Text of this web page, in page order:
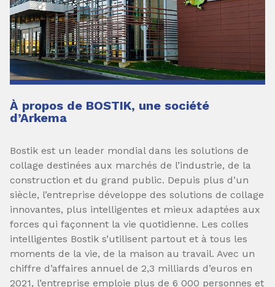
À propos de BOSTIK, une société
d’Arkema
Bostik est un leader mondial dans les solutions de
collage destinées aux marchés de l’industrie, de la
construction et du grand public. Depuis plus d’un
siècle, l’entreprise développe des solutions de collage
innovantes, plus intelligentes et mieux adaptées aux
forces qui façonnent la vie quotidienne. Les colles
intelligentes Bostik s’utilisent partout et à tous les
moments de la vie, de la maison au travail. Avec un
chiffre d’affaires annuel de 2,3 milliards d’euros en
2021, l’entreprise emploie plus de 6 000 personnes et